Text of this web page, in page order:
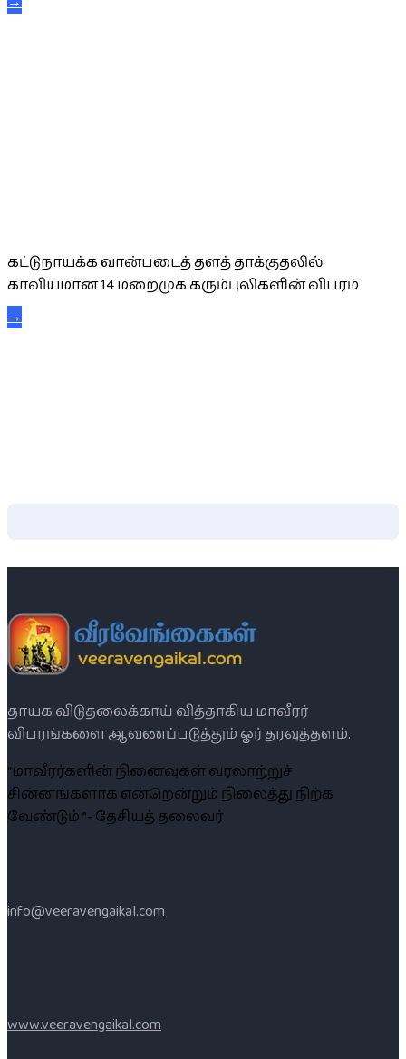
கட்டுநாயக்க வான்படைத் தளத் தாக்குதலில்
காவியமான 14 மறைமுக கரும்புலிகளின் விபரம்
→
தாயக விடுதலைக்காய் வித்தாகிய மாவீரர்
விபரங்களை ஆவணப்படுத்தும் ஓர் தரவுத்தளம்.
“மாவீரர்களின் நினைவுகள் வரலாற்றுச்
சின்னங்களாக என்றென்றும் நிலைத்து நிற்க
வேண்டும் ”- தேசியத் தலைவர்
info@veeravengaikal.com
www.veeravengaikal.com